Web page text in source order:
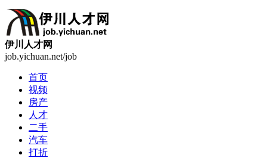
伊川人才网
job.yichuan.net/job
首页
视频
房产
人才
二手
汽车
打折